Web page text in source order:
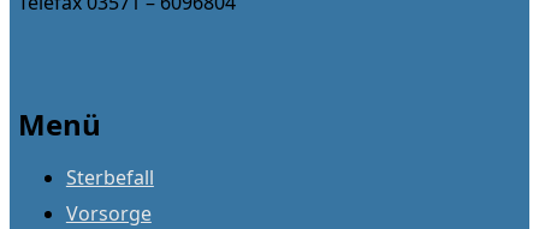
Menü
Sterbefall
Vorsorge